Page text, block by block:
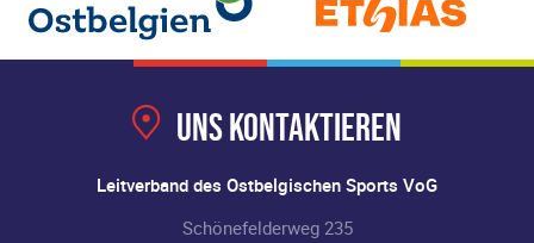
Uns kontaktieren
Leitverband des Ostbelgischen Sports VoG
Schönefelderweg 235